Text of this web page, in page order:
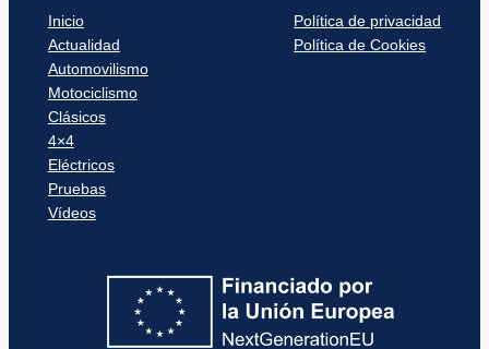
Inicio
Actualidad
Automovilismo
Motociclismo
Clásicos
4×4
Eléctricos
Pruebas
Vídeos
Política de privacidad
Política de Cookies